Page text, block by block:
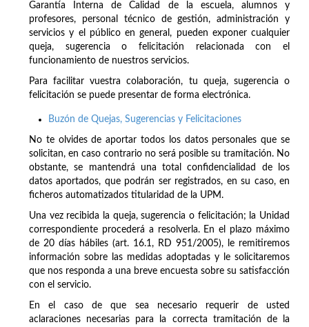
Garantía Interna de Calidad de la escuela, alumnos y
profesores, personal técnico de gestión, administración y
servicios y el público en general, pueden exponer cualquier
queja, sugerencia o felicitación relacionada con el
funcionamiento de nuestros servicios.
Para facilitar vuestra colaboración, tu queja, sugerencia o
felicitación se puede presentar de forma electrónica.
Buzón de Quejas, Sugerencias y Felicitaciones
No te olvides de aportar todos los datos personales que se
solicitan, en caso contrario no será posible su tramitación. No
obstante, se mantendrá una total confidencialidad de los
datos aportados, que podrán ser registrados, en su caso, en
ficheros automatizados titularidad de la UPM.
Una vez recibida la queja, sugerencia o felicitación; la Unidad
correspondiente procederá a resolverla. En el plazo máximo
de 20 días hábiles (art. 16.1, RD 951/2005), le remitiremos
información sobre las medidas adoptadas y le solicitaremos
que nos responda a una breve encuesta sobre su satisfacción
con el servicio.
En el caso de que sea necesario requerir de usted
aclaraciones necesarias para la correcta tramitación de la